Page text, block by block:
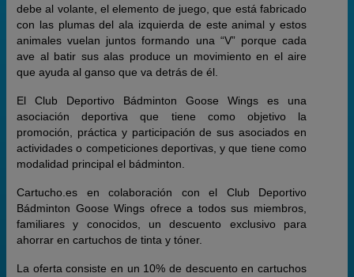
debe al volante, el elemento de juego, que está fabricado
con las plumas del ala izquierda de este animal y estos
animales vuelan juntos formando una “V” porque cada
ave al batir sus alas produce un movimiento en el aire
que ayuda al ganso que va detrás de él.
El Club Deportivo Bádminton Goose Wings es una
asociación deportiva que tiene como objetivo la
promoción, práctica y participación de sus asociados en
actividades o competiciones deportivas, y que tiene como
modalidad principal el bádminton.
Cartucho.es en colaboración con el Club Deportivo
Bádminton Goose Wings ofrece a todos sus miembros,
familiares y conocidos, un descuento exclusivo para
ahorrar en cartuchos de tinta y tóner.
La oferta consiste en un 10% de descuento en cartuchos